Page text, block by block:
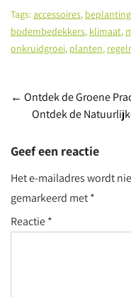
Tags:accessoires, beplanting
bodembedekkers, klimaat,
onkruidgroei, planten,
Post
navigation
← Ontdek de Groene
Ontdek de
Geef een reactie
Het e-mailadres wordt
gemarkeerd met*
Reactie*